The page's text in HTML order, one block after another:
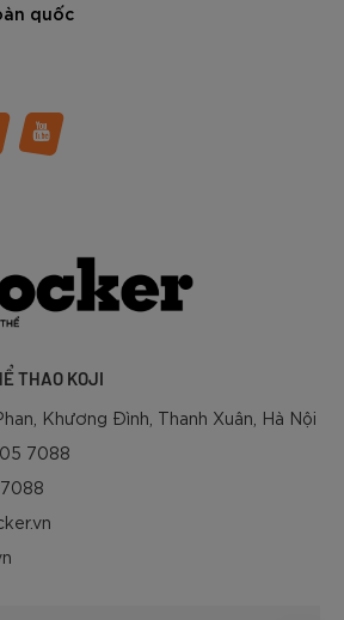
quốc
THAO KOJI
Khương Đình, Thanh Xuân, Hà Nội
7088